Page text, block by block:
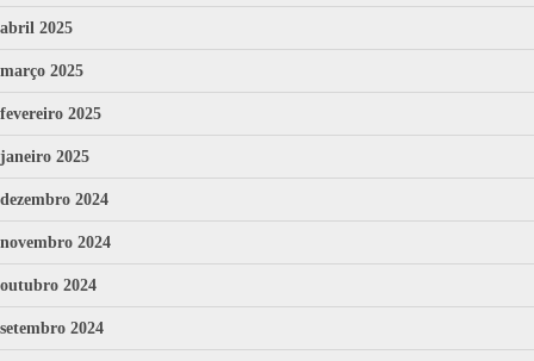
abril 2025
março 2025
fevereiro 2025
janeiro 2025
dezembro 2024
novembro 2024
outubro 2024
setembro 2024